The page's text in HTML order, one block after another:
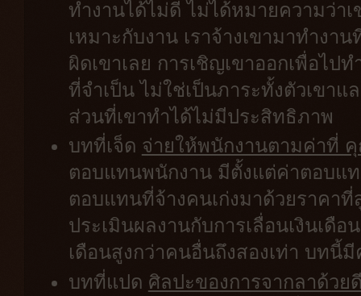
ทำงานได้ไม่ดี ไม่ได้หมายความว่าเ
เหมาะกับงาน เราจ้างเขามาทำงา
ผิดเขาเลย การเชิญเขาออกเพื่อไป
ที่จำเป็น ไม่ใช่เป็นภาระทั้งตัวเขา
ส่วนที่เขาทำได้ไม่มีประสิทธิภาพ
บทที่เจ็ด จ่ายให้พนักงานตามค่าที่
ตอบแทนพนักงาน มีตั้งแต่ค่าตอบแ
ตอบแทนที่จ้างคนเก่งมาด้วยราคาที่
ประเมินผลงานกับการเลื่อนเงินเดื
เดือนสูงกว่าคนอื่นถึงสองเท่า บทนี้
บทที่แปด ศิลปะของการจากลาด้วย